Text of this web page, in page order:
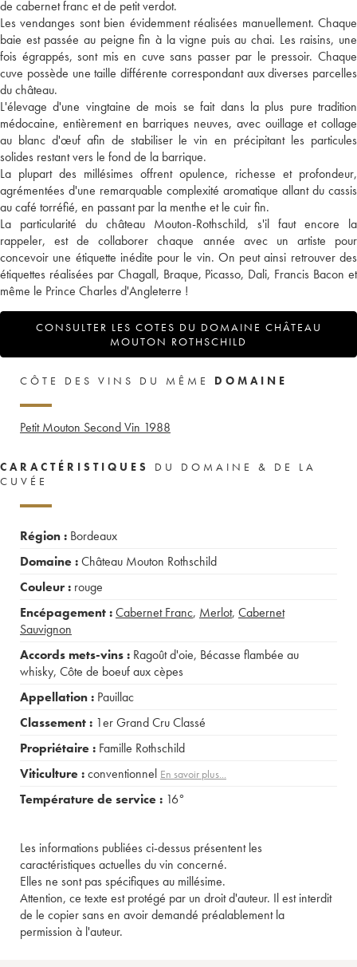
de cabernet franc et de petit verdot.
Les vendanges sont bien évidemment réalisées manuellement. Chaque
baie est passée au peigne fin à la vigne puis au chai. Les raisins, une
fois égrappés, sont mis en cuve sans passer par le pressoir. Chaque
cuve possède une taille différente correspondant aux diverses parcelles
du château.
L'élevage d'une vingtaine de mois se fait dans la plus pure tradition
médocaine, entièrement en barriques neuves, avec ouillage et collage
au blanc d'œuf afin de stabiliser le vin en précipitant les particules
solides restant vers le fond de la barrique.
La plupart des millésimes offrent opulence, richesse et profondeur,
agrémentées d'une remarquable complexité aromatique allant du cassis
au café torréfié, en passant par la menthe et le cuir fin.
La particularité du château Mouton-Rothschild, s'il faut encore la
rappeler, est de collaborer chaque année avec un artiste pour
concevoir une étiquette inédite pour le vin. On peut ainsi retrouver des
étiquettes réalisées par Chagall, Braque, Picasso, Dali, Francis Bacon et
même le Prince Charles d'Angleterre !
CONSULTER LES COTES DU DOMAINE CHÂTEAU
MOUTON ROTHSCHILD
CÔTE DES VINS DU MÊME DOMAINE
Petit Mouton Second Vin 1988
CARACTÉRISTIQUES
DU DOMAINE & DE LA
CUVÉE
Région : Bordeaux
Domaine :Château Mouton Rothschild
Couleur : rouge
Encépagement :Cabernet Franc, Merlot, Cabernet
Sauvignon
Accords mets-vins : Ragoût d'oie, Bécasse flambée au
whisky, Côte de boeuf aux cèpes
Appellation : Pauillac
Classement : 1er Grand Cru Classé
Propriétaire : Famille Rothschild
Viticulture :conventionnel En savoir plus...
Température de service : 16°
Les informations publiées ci-dessus présentent les
caractéristiques actuelles du vin concerné.
Elles ne sont pas spécifiques au millésime.
Attention, ce texte est protégé par un droit d'auteur. Il est interdit
de le copier sans en avoir demandé préalablement la
permission à l'auteur.